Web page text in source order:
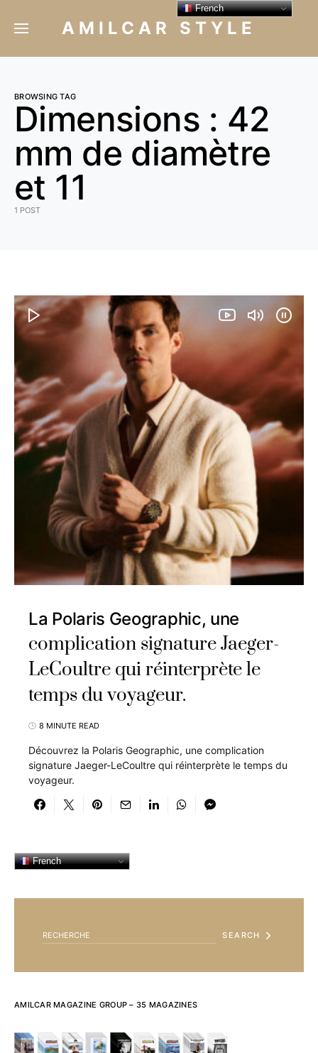
AMILCAR STYLE
BROWSING TAG
Dimensions : 42
mm de diamètre
et 11
1 POST
La Polaris Geographic, une
complication signature Jaeger-
LeCoultre qui réinterprète le
temps du voyageur.
8 MINUTE READ
Découvrez la Polaris Geographic, une complication
signature Jaeger-LeCoultre qui réinterprète le temps du
voyageur.
French
SEARCH
AMILCAR MAGAZINE GROUP – 35 MAGAZINES
French